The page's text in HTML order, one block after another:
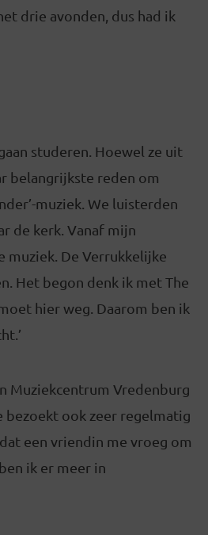
drie avonden, dus had ik
studeren. Hoewel ze uit
belangrijkste reden om
muziek. We luisterden
de kerk. Vanaf mijn
De Verrukkelijke
Het begon denk ik met The
hier weg. Daarom ben ik
Muziekcentrum Vredenburg
bezoekt ook zeer regelmatig
een vriendin me vroeg om
ik er meer in